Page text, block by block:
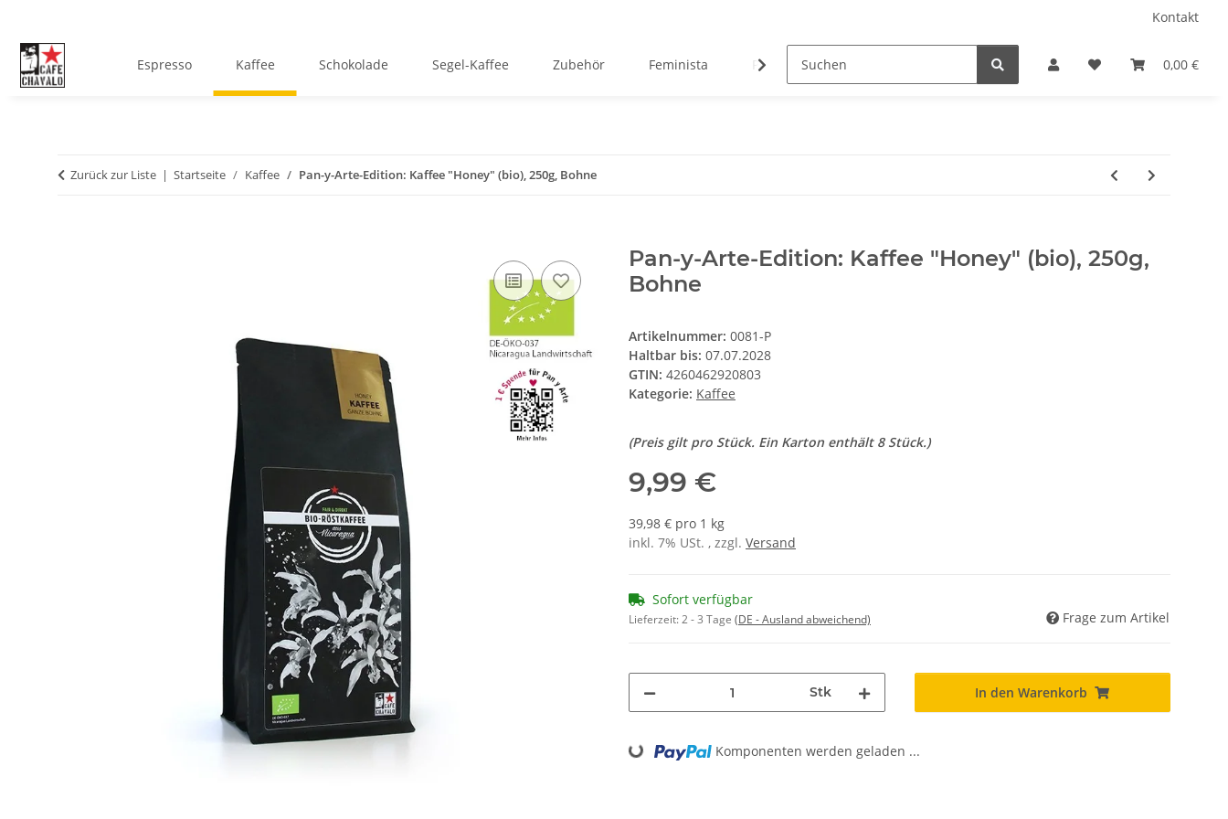
Kontakt
0,00 €
Espresso Kaffee Schokolade Segel-Kaffee Zubehör Feminista Projektkaffee Über Café Chavalo
Zurück zur Liste Startseite Kaffee Pan-y-Arte-Edition: Kaffee "Honey" (bio), 250g, Bohne
Pan-y-Arte-Edition: Kaffee "Honey" (bio), 250g,
Bohne
Artikelnummer: 0081-P
Haltbar bis: 07.07.2028
GTIN: 4260462920803
Kategorie: Kaffee
(Preis gilt pro Stück. Ein Karton enthält 8 Stück.)
9,99 €
39,98 € pro 1 kg
inkl. 7% USt. , zzgl. Versand
Sofort verfügbar
Lieferzeit:2 - 3 Tage (DE - Ausland abweichend) Frage zum Artikel
Stk In den Warenkorb
Loading... Komponenten werden geladen ...